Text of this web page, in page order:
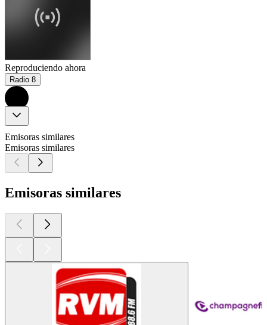
Reproduciendo ahora
Radio 8
Emisoras similares
Emisoras similares
Emisoras similares